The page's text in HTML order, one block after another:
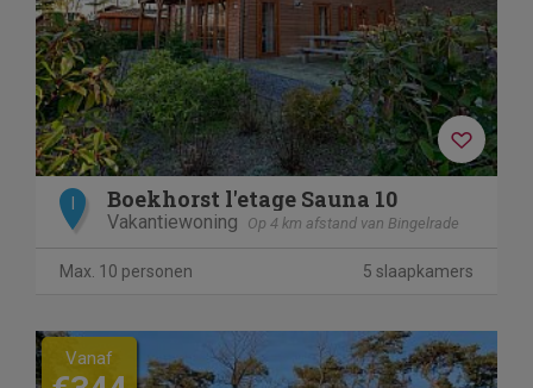
Boekhorst l'etage Sauna 10
Vakantiewoning Op 4 km afstand van Bingelrade
Max. 10 personen 5 slaapkamers
Vanaf